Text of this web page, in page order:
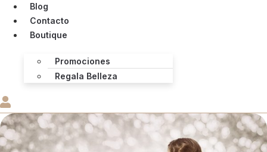
Blog
Contacto
Boutique
Promociones
Regala Belleza